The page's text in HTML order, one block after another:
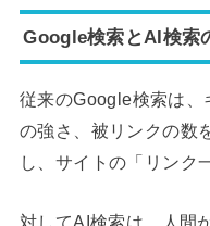
Google検索とAI検索
従来のGoogle検索は、
の強さ、被リンクの数
し、サイトの「リンク
対してAI検索は、人間